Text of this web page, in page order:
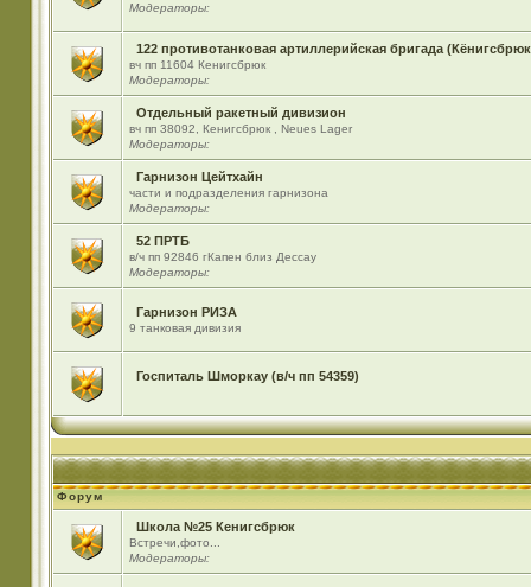
Модераторы:
122 противотанковая артиллерийская бригада
вч пп 11604 Кенигсбрюк
Модераторы:
Отдельный ракетный дивизион
вч пп 38092, Кенигсбрюк , Neues Lager
Модераторы:
Гарнизон Цейтхайн
части и подразделения гарнизона
Модераторы:
52 ПРТБ
в/ч пп 92846 гКапен близ Дессау
Модераторы:
Гарнизон РИЗА
9 танковая дивизия
Госпиталь Шморкау (в/ч пп 54359)
Форум
Школа №25 Кенигсбрюк
Встречи,фото...
Модераторы: